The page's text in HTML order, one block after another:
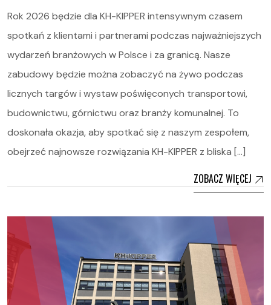
Kontakt
STOCK
Rok 2026 będzie dla KH-KIPPER intensywnym czasem
spotkań z klientami i partnerami podczas najważniejszych
wydarzeń branżowych w Polsce i za granicą. Nasze
zabudowy będzie można zobaczyć na żywo podczas
licznych targów i wystaw poświęconych transportowi,
budownictwu, górnictwu oraz branży komunalnej. To
doskonała okazja, aby spotkać się z naszym zespołem,
obejrzeć najnowsze rozwiązania KH-KIPPER z bliska […]
ZOBACZ WIĘCEJ